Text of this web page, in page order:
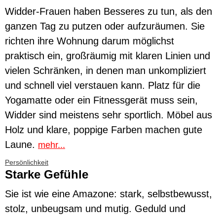
Widder-Frauen haben Besseres zu tun, als den
ganzen Tag zu putzen oder aufzuräumen. Sie
richten ihre Wohnung darum möglichst
praktisch ein, großräumig mit klaren Linien und
vielen Schränken, in denen man unkompliziert
und schnell viel verstauen kann. Platz für die
Yogamatte oder ein Fitnessgerät muss sein,
Widder sind meistens sehr sportlich. Möbel aus
Holz und klare, poppige Farben machen gute
Laune. mehr...
Persönlichkeit
Starke Gefühle
Sie ist wie eine Amazone: stark, selbstbewusst,
stolz, unbeugsam und mutig. Geduld und